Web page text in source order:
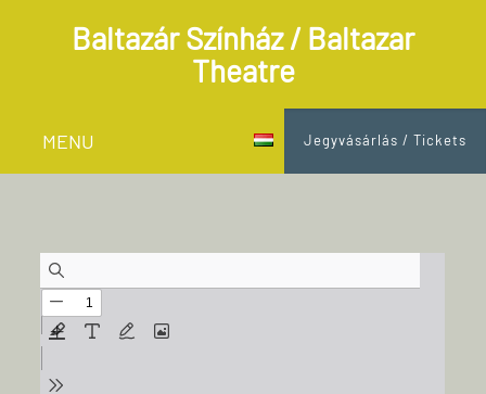
Baltazár Színház / Baltazar
Theatre
MENU Jegyvásárlás / Tickets